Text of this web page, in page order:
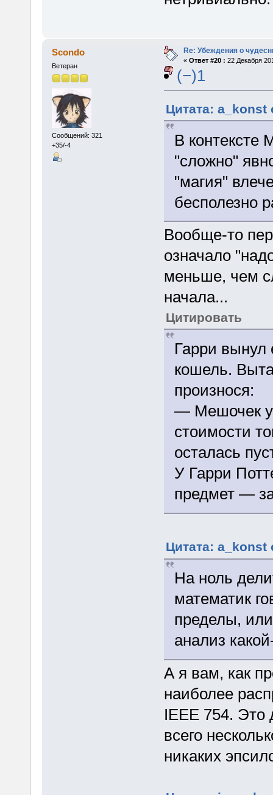
Scondo
Ветеран
Сообщений: 321
+35/-4
Re: Убеждения о
« Ответ #20 : 22 Декабря
(−)1
Цитата: a_konst
В контексте
"сложно"
"магия"
бесполезно
Вообще-то
означало
меньше, чем
начала...
Цитировать
Гарри вынул
кошель.
произнося:
— Мешочек
стоимости
осталась
У Гарри
предмет —
Цитата: a_konst
На ноль
математик
пределы,
анализ
А я вам, как
наиболее
IEEE 754. Это
всего
никаких